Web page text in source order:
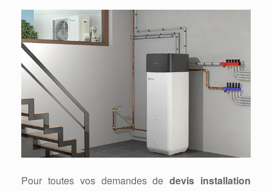
Pour toutes vos demandes dedevis installation